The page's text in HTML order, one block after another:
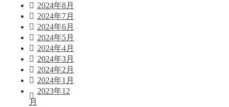
2024年8月
2024年7月
2024年6月
2024年5月
2024年4月
2024年3月
2024年2月
2024年1月
2023年12
月